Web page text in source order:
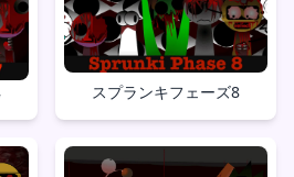
スプランキフェーズ8